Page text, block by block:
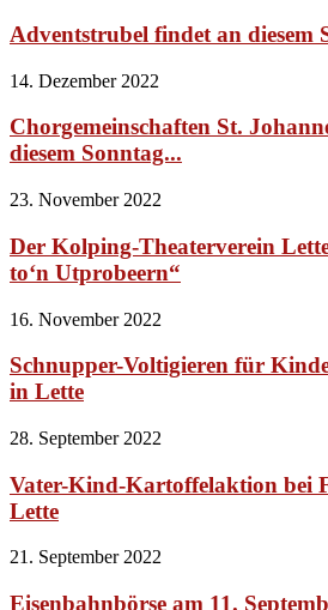
Adventstrubel findet an diesem
14. Dezember 2022
Chorgemeinschaften St.
diesem Sonntag...
23. November 2022
Der Kolping-Theaterverein
to‘n Utprobeern“
16. November 2022
Schnupper-Voltigieren für
in Lette
28. September 2022
Vater-Kind-Kartoffelaktion bei
Lette
21. September 2022
Eisenbahnbörse am 11.